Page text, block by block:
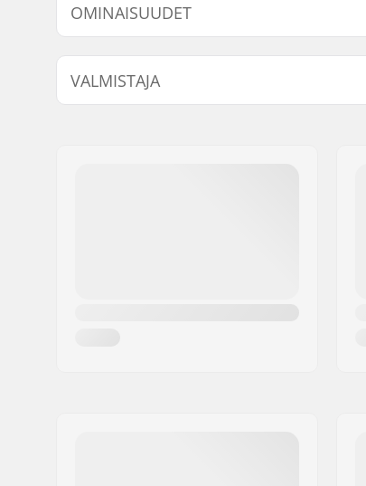
OMINAISUUDET
Dekin materiaali:
Dekkivärit:
Kovera:
VALMISTAJA